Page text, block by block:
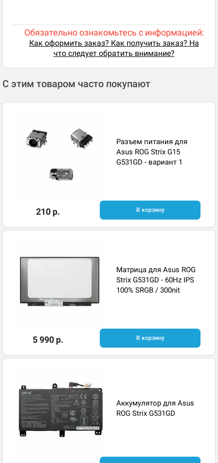
Обязательно ознакомьтесь с информацией:
Как оформить заказ? Как получить заказ? На
что следует обратить внимание?
С этим товаром часто покупают
Разъем питания для
Asus ROG Strix G15
G531GD - вариант 1
210 р. В корзину
Матрица для Asus ROG
Strix G531GD - 60Hz IPS
100% SRGB / 300nit
5 990 р. В корзину
Аккумулятор для Asus
ROG Strix G531GD